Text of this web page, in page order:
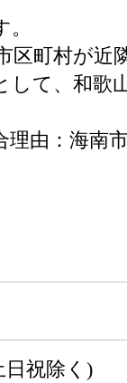
区町村が
して、和
由：海南
日祝除く)